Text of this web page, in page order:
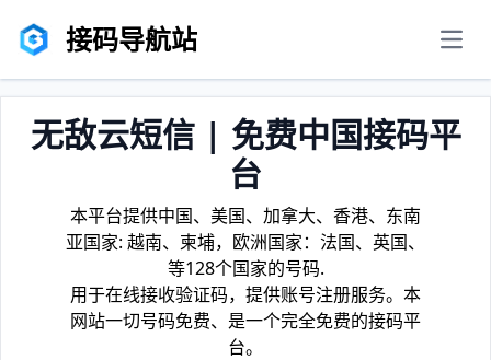
接码导航站
无敌云短信 | 免费中国接码平
台
本平台提供中国、美国、加拿大、香港、东南
亚国家: 越南、柬埔，欧洲国家：法国、英国、
等128个国家的号码.
用于在线接收验证码，提供账号注册服务。本
网站一切号码免费、是一个完全免费的接码平
台。